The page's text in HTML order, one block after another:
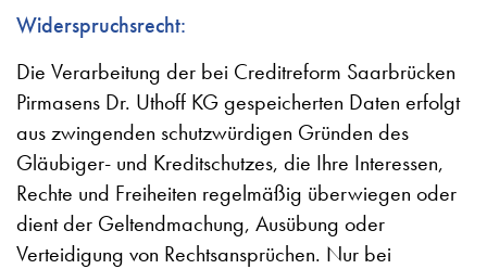
Widerspruchsrecht:
Die Verarbeitung der bei Creditreform Saarbrücken
Pirmasens Dr. Uthoff KG gespeicherten Daten erfolgt
aus zwingenden schutzwürdigen Gründen des
Gläubiger- und Kreditschutzes, die Ihre Interessen,
Rechte und Freiheiten regelmäßig überwiegen oder
dient der Geltendmachung, Ausübung oder
Verteidigung von Rechtsansprüchen. Nur bei